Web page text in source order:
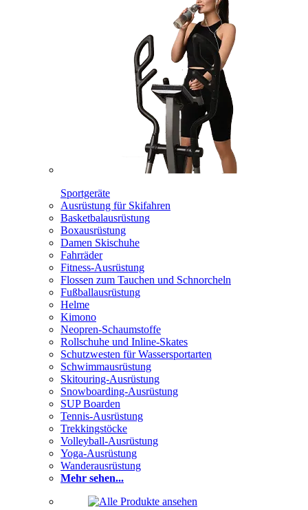
Sportgeräte
Ausrüstung für Skifahren
Basketbalausrüstung
Boxausrüstung
Damen Skischuhe
Fahrräder
Fitness-Ausrüstung
Flossen zum Tauchen und Schnorcheln
Fußballausrüstung
Helme
Kimono
Neopren-Schaumstoffe
Rollschuhe und Inline-Skates
Schutzwesten für Wassersportarten
Schwimmausrüstung
Skitouring-Ausrüstung
Snowboarding-Ausrüstung
SUP Boarden
Tennis-Ausrüstung
Trekkingstöcke
Volleyball-Ausrüstung
Yoga-Ausrüstung
Wanderausrüstung
Mehr sehen...